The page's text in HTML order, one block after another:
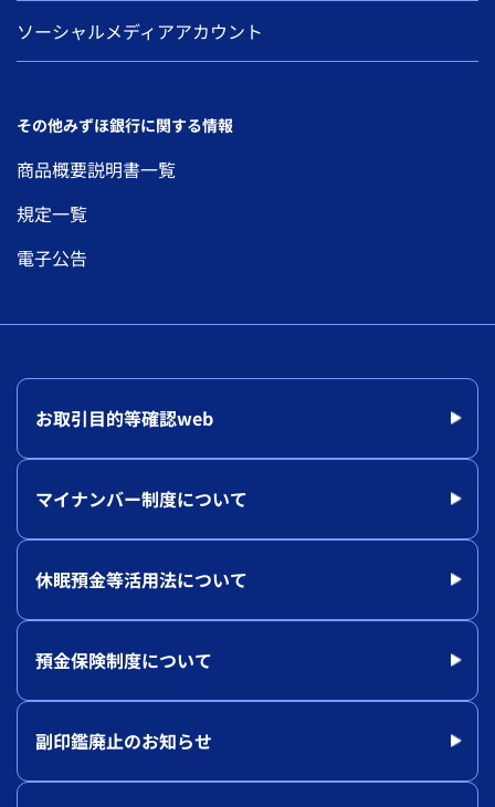
ソーシャルメディアアカウント
その他みずほ銀行に関する情報
商品概要説明書一覧
規定一覧
電子公告
お取引目的等確認web
マイナンバー制度について
休眠預金等活用法について
預金保険制度について
副印鑑廃止のお知らせ